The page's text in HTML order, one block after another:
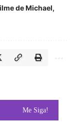
de Michael
Me Siga!